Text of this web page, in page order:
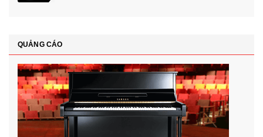
QUẢNG CÁO